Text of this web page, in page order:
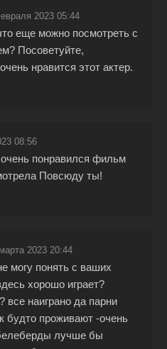
2023 05:44
еще можно посмотреть с
Посоветуйте,
нравится этот актер.
08:56
понравился фильм
Повсюду ты!
2023 20:44
могу понять с ваших
хорошо играет?
наиграно да парни
будто проживают -очень
лучше бы